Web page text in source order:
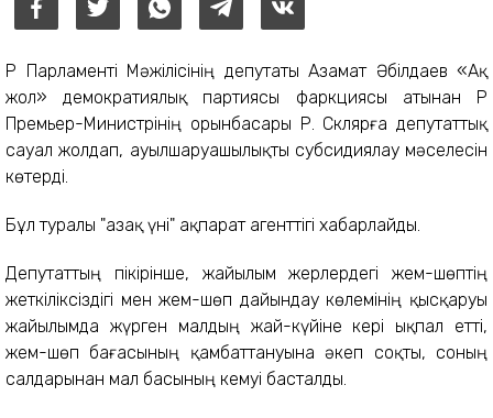
ҚР Парламенті Мәжілісінің депутаты Азамат Әбілдаев «Ақ
жол» демократиялық партиясы фаркциясы атынан ҚР
Премьер-Министрінің орынбасары Р. Склярға депутаттық
сауал жолдап, ауылшаруашылықты субсидиялау мәселесін
көтерді.
Бұл туралы "Қазақ үні" ақпарат агенттігі хабарлайды.
Депутаттың пікірінше, жайылым жерлердегі жем-шөптің
жеткіліксіздігі мен жем-шөп дайындау көлемінің қысқаруы
жайылымда жүрген малдың жай-күйіне кері ықпал етті,
жем-шөп бағасының қамбаттануына әкеп соқты, соның
салдарынан мал басының кемуі басталды.